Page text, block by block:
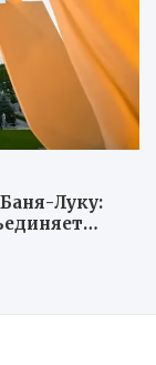
Луку: